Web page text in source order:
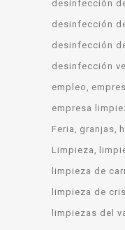
desinfección
desinfección
desinfección
desinfección
empleo
empresa
Feria
granjas
Limpieza
limpieza de
limpieza de
limpiezas del